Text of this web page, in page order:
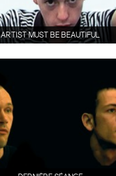
ARTIST MUST BE BEAUTIFUL